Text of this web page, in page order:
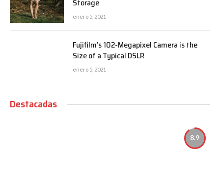
Storage
enero 5, 2021
Fujifilm’s 102-Megapixel Camera is the
Size of a Typical DSLR
enero 5, 2021
Destacadas
8.9